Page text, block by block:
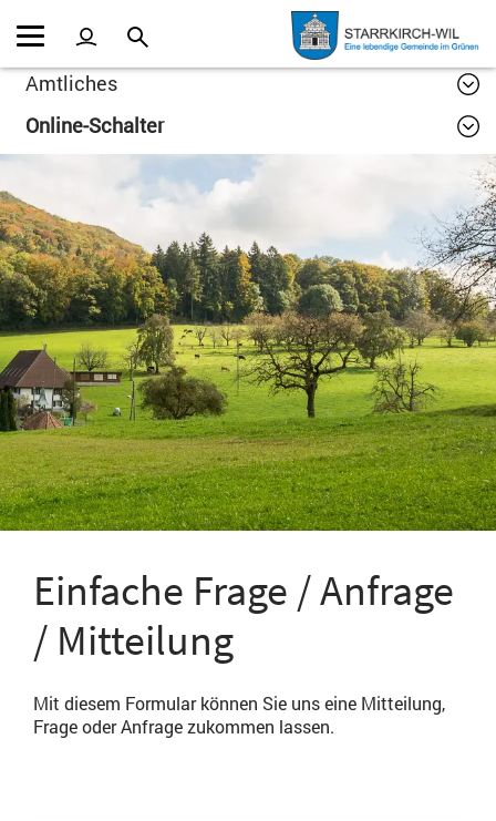
Kopfzeile
Inhalt
Amtliches
Online-Schalter
Einfache Frage / Anfrage
/ Mitteilung
Mit diesem Formular können Sie uns eine Mitteilung,
Frage oder Anfrage zukommen lassen.